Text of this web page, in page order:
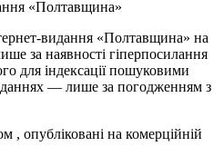
«Полтавщина»
видання «Полтавщина» на
за наявності гіперпосилання
для індексації пошуковими
— лише за погодженням з
, опубліковані на комерційній